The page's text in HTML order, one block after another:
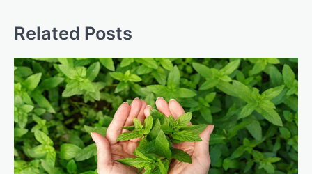
Related Posts